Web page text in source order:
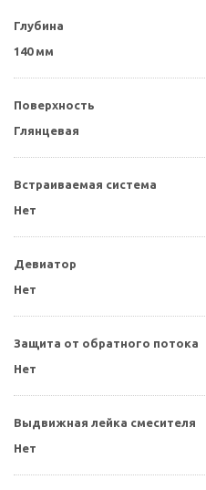
Глубина
140 мм
Поверхность
Глянцевая
Встраиваемая система
Нет
Девиатор
Нет
Защита от обратного потока
Нет
Выдвижная лейка смесителя
Нет